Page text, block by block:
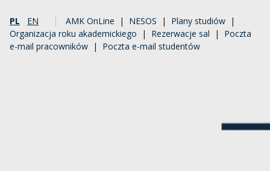
PL EN AMK OnLine | NESOS | Plany studiów |
Organizacja roku akademickiego | Rezerwacje sal | Poczta
e-mail pracowników | Poczta e-mail studentów